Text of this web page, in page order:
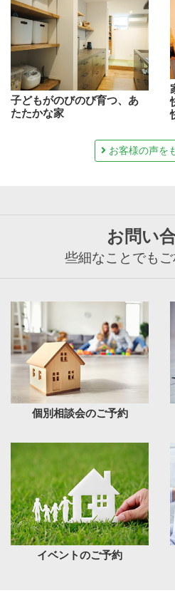
子どもがのびのび育つ、あ
たたかな家
お客様の声を
お問い
些細なことでも
個別相談会のご予約
イベントのご予約